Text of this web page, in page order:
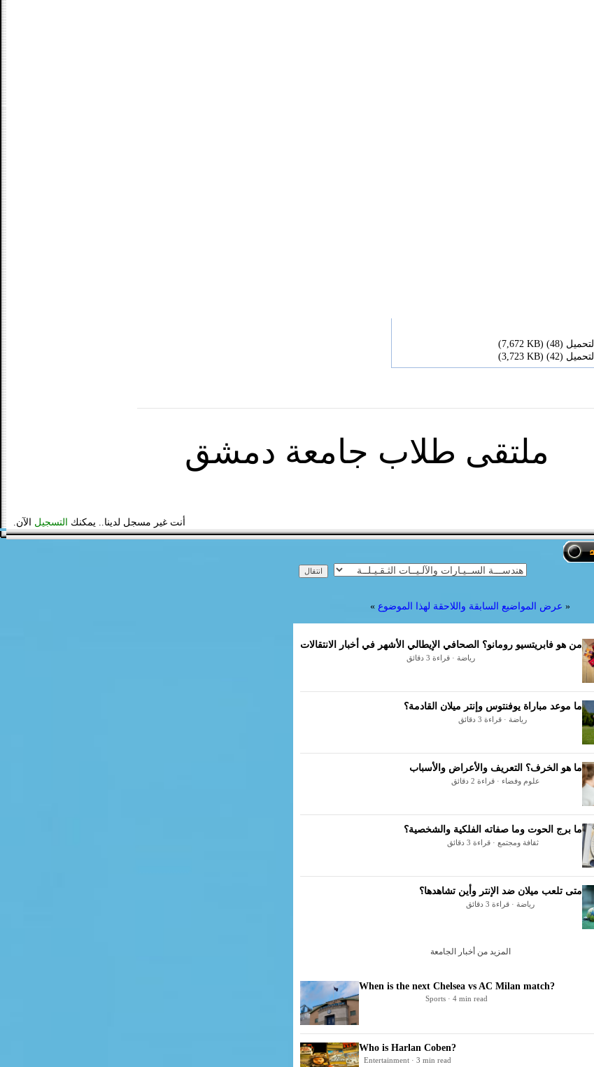
التحميل (48)
(
7,672 KB
)
التحميل (42)
(
3,723 KB
)
ملتقى طلاب جامعة دمشق
أنت غير مسجل لدينا.. يمكنك التسجيل الآن.
« عرض المواضيع السابقة واللاحقة لهذا الموضوع »
من هو فابريتسيو رومانو؟ الصحافي الإيطالي الأشهر في أخبار الانتقالات
رياضة · قراءة 3 دقائق
ما موعد مباراة يوفنتوس وإنتر ميلان القادمة؟
رياضة · قراءة 3 دقائق
ما هو الخرف؟ التعريف والأعراض والأسباب
علوم وفضاء · قراءة 2 دقائق
ما برج الحوت وما صفاته الفلكية والشخصية؟
ثقافة ومجتمع · قراءة 3 دقائق
متى تلعب ميلان ضد الإنتر وأين تشاهدها؟
رياضة · قراءة 3 دقائق
المزيد من أخبار الجامعة
When is the next Chelsea vs AC Milan match?
Sports · 4 min read
Who is Harlan Coben?
Entertainment · 3 min read